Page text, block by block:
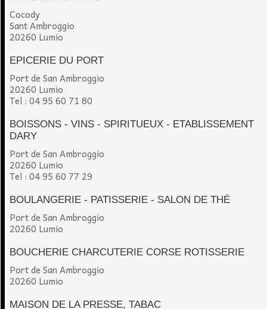
Cocody
Sant Ambroggio
20260 Lumio
EPICERIE DU PORT
Port de San Ambroggio
20260 Lumio
Tel : 04 95 60 71 80
BOISSONS - VINS - SPIRITUEUX - ETABLISSEMENT
DARY
Port de San Ambroggio
20260 Lumio
Tel : 04 95 60 77 29
BOULANGERIE - PATISSERIE - SALON DE THÉ
Port de San Ambroggio
20260 Lumio
BOUCHERIE CHARCUTERIE CORSE ROTISSERIE
Port de San Ambroggio
20260 Lumio
MAISON DE LA PRESSE, TABAC